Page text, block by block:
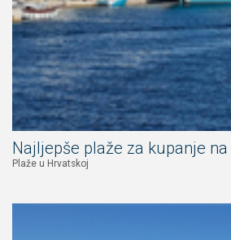
Najljepše plaže za kupanje
Plaže u Hrvatskoj